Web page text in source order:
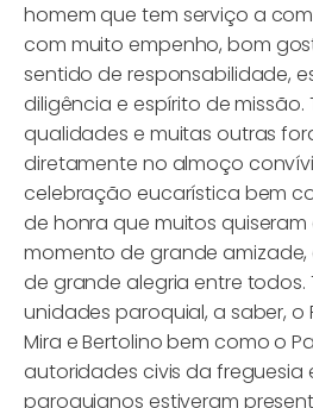
homem que tem serviço a
com muito empenho, bom
sentido de responsabilidade,
diligência e espírito de missão.
qualidades e muitas outras
diretamente no almoço
celebração eucarística bem
de honra que muitos quiseram
momento de grande
de grande alegria entre
unidades paroquial, a saber, o
Mira e Bertolino bem como o
autoridades civis da freguesia
paroquianos estiveram